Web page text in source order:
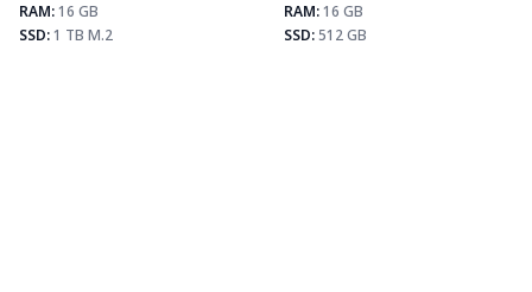
RAM:16 GB
SSD:1 TB M.2
PUBG
171
Fortnite
202
RAM:16 GB
SSD:512 GB